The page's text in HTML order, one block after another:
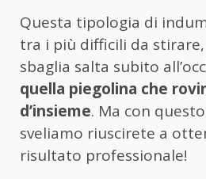
Questa tipologia di
tra i più difficili da stirare,
sbaglia salta subito
quella piegolina che
d’insieme. Ma con
sveliamo riuscirete a
risultato professionale!